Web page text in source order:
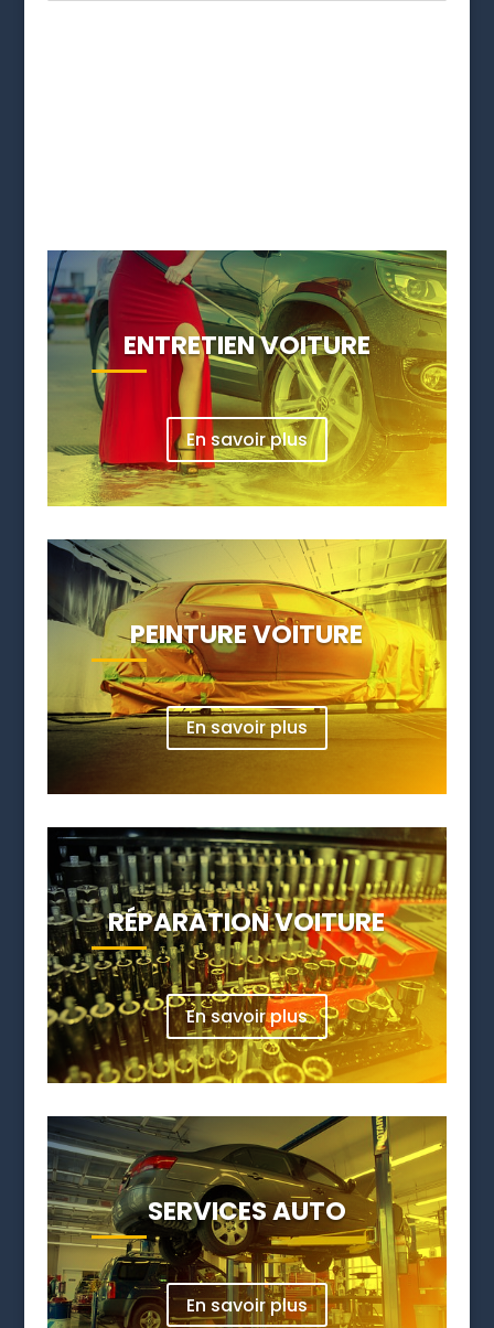
ENTRETIEN VOITURE
En savoir plus
PEINTURE VOITURE
En savoir plus
RÉPARATION VOITURE
En savoir plus
SERVICES AUTO
En savoir plus